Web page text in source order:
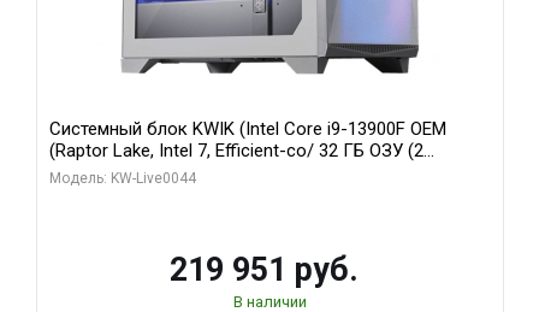
Системный блок KWIK (Intel Core i9-13900F OEM
(Raptor Lake, Intel 7, Efficient-co/ 32 ГБ ОЗУ (2
модуля)/ Gigabyte RTX5070Ti AERO OC 16GB GDDR7
Модель: KW-Live0044
219 951 руб.
В наличии